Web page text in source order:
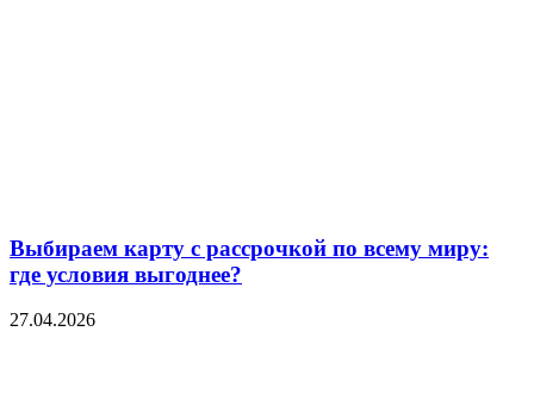
Выбираем карту с рассрочкой по всему миру:
где условия выгоднее?
27.04.2026